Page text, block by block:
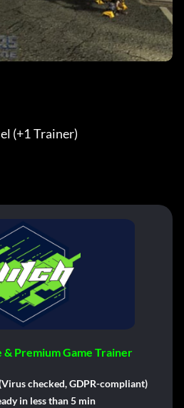
(+1 Trainer)
& Premium Game Trainer
checked, GDPR-compliant)
in less than 5 min